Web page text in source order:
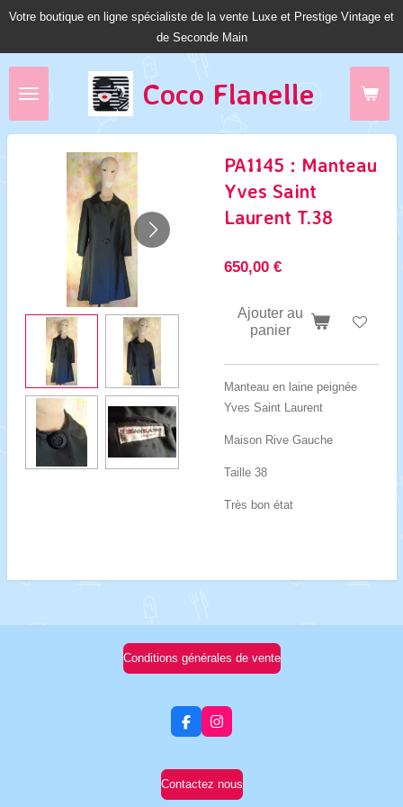
Passer
Coco Flanelle
Votre boutique en ligne spécialiste de la vente Luxe et Prestige Vintage et
de Seconde Main
PA1145 : Manteau
Yves Saint
Laurent T.38
650,00 €
Ajouter au
panier
Manteau en laine peignée
Yves Saint Laurent
Maison Rive Gauche
Taille 38
Très bon état
Conditions générales de vente
F
a
e
b
I
n
t
a
Contactez nous